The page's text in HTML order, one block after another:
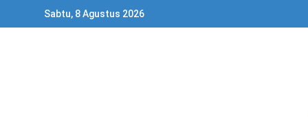
Sabtu, 8 Agustus 2026